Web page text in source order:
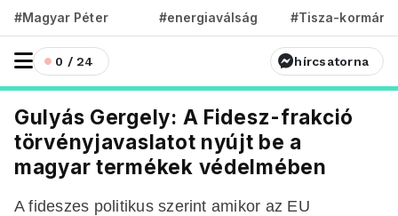
#Magyar Péter #energiaválság #Tisza-kormány
0 / 24 hírcsatorna
Gulyás Gergely: A Fidesz-frakció
törvényjavaslatot nyújt be a
magyar termékek védelmében
A fideszes politikus szerint amikor az EU